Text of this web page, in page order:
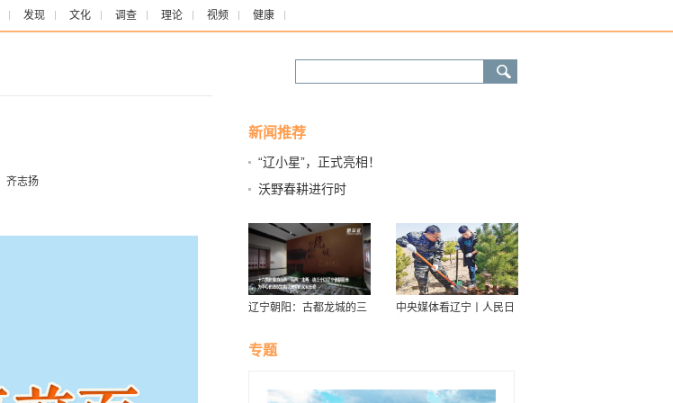
发现 文化 调查 理论 视频 健康
齐志扬
新闻推荐
“辽小星”，正式亮相！
沃野春耕进行时
辽宁朝阳：古都龙城的三
中央媒体看辽宁丨人民日
专题